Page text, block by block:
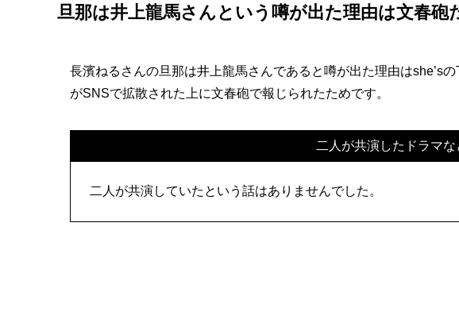
旦那は井上龍馬さんという噂が出た理由は文春砲
長濱ねるさんの旦那は井上龍馬さんであると噂が出た理由はshe’s
がSNSで拡散された上に文春砲で報じられたためです。
二人が共演したドラマな
二人が共演していたという話はありませんでした。